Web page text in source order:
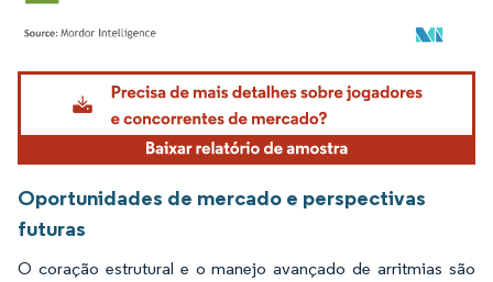
Imagem © Mordor Intelligence. O reuso requer atribuição conforme CC BY 4.0.
Oportunidades de mercado e perspectivas
futuras
O coração estrutural e o manejo avançado de arritmias são